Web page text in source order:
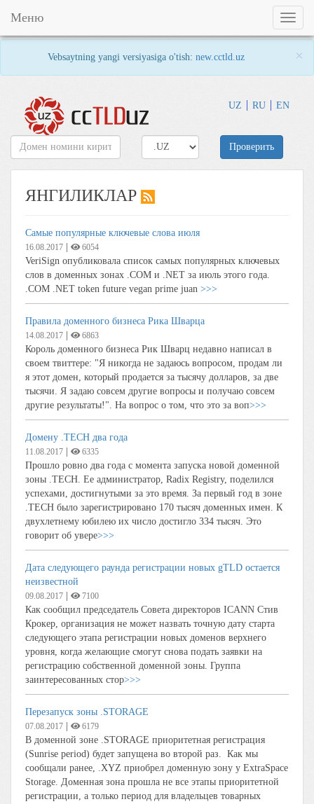
Vebsaytning yangi versiyasiga o'tish: new.cctld.uz ×
UZ RU EN
Toggle
Меню
Проверить
ЯНГИЛИКЛАР
Самые популярные ключевые слова июля
16.08.2017 6054
VeriSign опубликовала список самых популярных ключевых
слов в доменных зонах .COM и .NET за июль этого года.
.COM .NET token future vegan prime juan >>>
Правила доменного бизнеса Рика Шварца
14.08.2017 6863
Король доменного бизнеса Рик Шварц недавно написал в
своем твиттере: "Я никогда не задаюсь вопросом, продам ли
я этот домен, который продается за тысячу долларов, за две
тысячи. Я задаю совсем другие вопросы и получаю совсем
другие результаты!". На вопрос о том, что это за воп>>>
Домену .TECH два года
11.08.2017 6335
Прошло ровно два года с момента запуска новой доменной
зоны .TECH. Ее администратор, Radix Registry, поделился
успехами, достигнутыми за это время. За первый год в зоне
.TECH было зарегистрировано 170 тысяч доменных имен. К
двухлетнему юбилею их число достигло 334 тысяч. Это
говорит об увере>>>
Дата следующего раунда регистрации новых gTLD остается
неизвестной
09.08.2017 7100
Как сообщил председатель Совета директоров ICANN Стив
Крокер, организация не может назвать точную дату старта
следующего этапа регистрации новых доменов верхнего
уровня, когда желающие смогут снова подать заявки на
регистрацию собственной доменной зоны. Группа
заинтересованных стор>>>
Перезапуск зоны .STORAGE
07.08.2017 6179
В доменной зоне .STORAGE приоритетная регистрация
(Sunrise period) будет запущена во второй раз. Как мы
сообщали ранее, .XYZ приобрел доменную зону у ExtraSpace
Storage. Доменная зона прошла не все этапы приоритетной
регистрации, а только период для владельцев товарных